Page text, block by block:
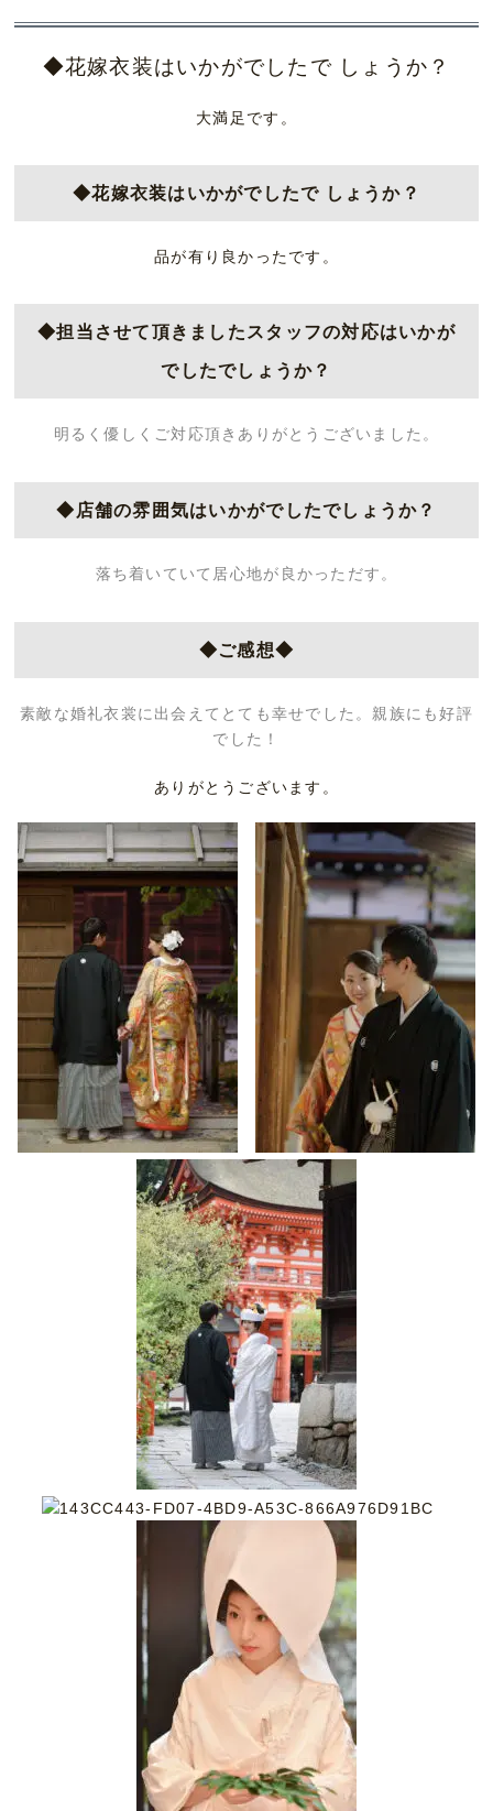
◆花嫁衣装はいかがでしたで しょうか？
大満足です。
◆花嫁衣装はいかがでしたで しょうか？
品が有り良かったです。
◆担当させて頂きましたスタッフの対応はいかが
でしたでしょうか？
明るく優しくご対応頂きありがとうございました。
◆店舗の雰囲気はいかがでしたでしょうか？
落ち着いていて居心地が良かっただす。
◆ご感想◆
素敵な婚礼衣裳に出会えてとても幸せでした。親族にも好評
でした！
ありがとうございます。